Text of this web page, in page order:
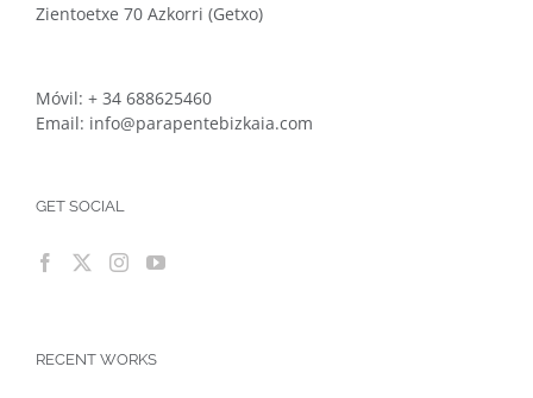
Zientoetxe 70 Azkorri (Getxo)
Móvil: + 34 688625460
Email: info@parapentebizkaia.com
GET SOCIAL
RECENT WORKS